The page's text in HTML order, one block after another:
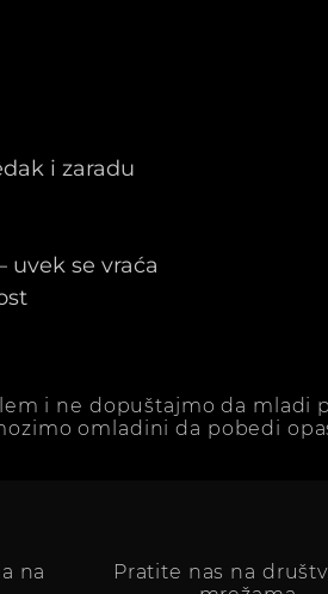
i zaradu
uvek se vraća
i ne dopuštajmo da mladi
omladini da pobedi
na
Pratite nas na